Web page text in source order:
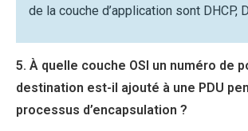
de la couche d’application sont DHCP,
5. À quelle couche OSI un numéro de
destination est-il ajouté à une PDU
processus d’encapsulation ?